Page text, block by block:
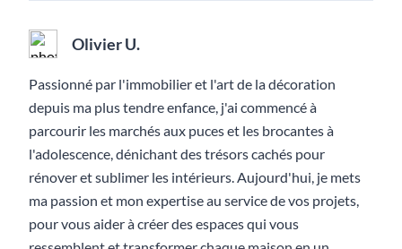
Olivier U.
Passionné par l'immobilier et l'art de la décoration
depuis ma plus tendre enfance, j'ai commencé à
parcourir les marchés aux puces et les brocantes à
l'adolescence, dénichant des trésors cachés pour
rénover et sublimer les intérieurs. Aujourd'hui, je mets
ma passion et mon expertise au service de vos projets,
pour vous aider à créer des espaces qui vous